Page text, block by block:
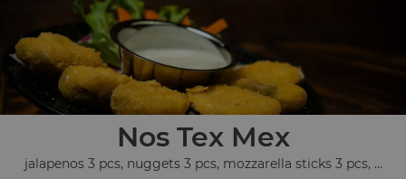
Nos Tex Mex
jalapenos 3 pcs, nuggets 3 pcs, mozzarella sticks 3 pcs, ...